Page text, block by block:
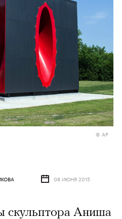
© AP
08 ИЮНЯ 2015
скульптора Аниша